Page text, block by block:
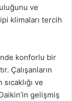
ve
klimaları tercih
konforlu bir
Çalışanların
ve
gelişmiş